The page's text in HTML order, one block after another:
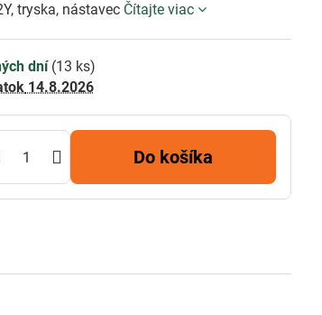
tryska, nástavec Čítajte viac
dní (13 ks)
14.8.2026
Do košíka